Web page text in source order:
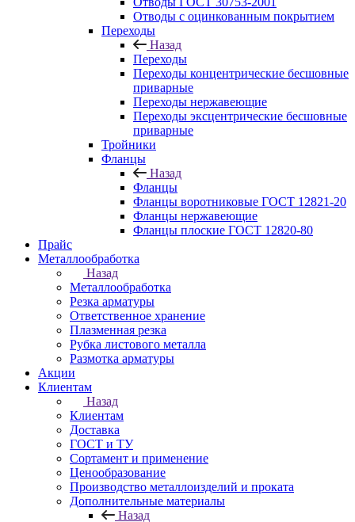
Отводы с оцинкованным покрытием
Переходы
Назад
Переходы
Переходы концентрические бесшовные
приварные
Переходы нержавеющие
Переходы эксцентрические бесшовные
приварные
Тройники
Фланцы
Назад
Фланцы
Фланцы воротниковые ГОСТ 12821-20
Фланцы нержавеющие
Фланцы плоские ГОСТ 12820-80
Прайс
Металлообработка
Назад
Металлообработка
Резка арматуры
Ответственное хранение
Плазменная резка
Рубка листового металла
Размотка арматуры
Акции
Клиентам
Назад
Клиентам
Доставка
ГОСТ и ТУ
Сортамент и применение
Ценообразование
Производство металлоизделий и проката
Дополнительные материалы
Назад